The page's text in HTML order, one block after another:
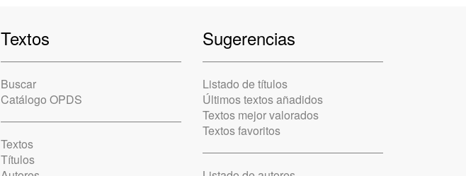
Textos
Buscar
Catálogo OPDS
Textos
Títulos
Sugerencias
Listado de títulos
Últimos textos añadidos
Textos mejor valorados
Textos favoritos